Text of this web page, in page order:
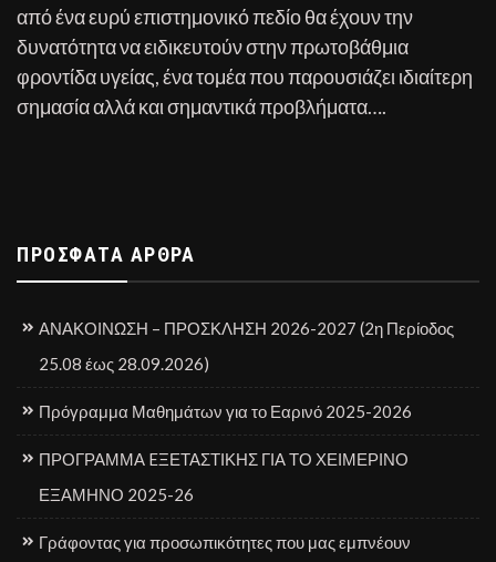
από ένα ευρύ επιστημονικό πεδίο θα έχουν την
δυνατότητα να ειδικευτούν στην πρωτοβάθμια
φροντίδα υγείας, ένα τομέα που παρουσιάζει ιδιαίτερη
σημασία αλλά και σημαντικά προβλήματα….
ΠΡΌΣΦΑΤΑ ΆΡΘΡΑ
ΑΝΑΚΟΙΝΩΣΗ – ΠΡΟΣΚΛΗΣΗ 2026-2027 (2η Περίοδος
25.08 έως 28.09.2026)
Πρόγραμμα Μαθημάτων για το Εαρινό 2025-2026
ΠΡΟΓΡΑΜΜΑ EΞΕΤΑΣΤΙΚΗΣ ΓΙΑ ΤΟ ΧΕΙΜΕΡΙΝΟ
ΕΞΑΜΗΝΟ 2025-26
Γράφοντας για προσωπικότητες που μας εμπνέουν